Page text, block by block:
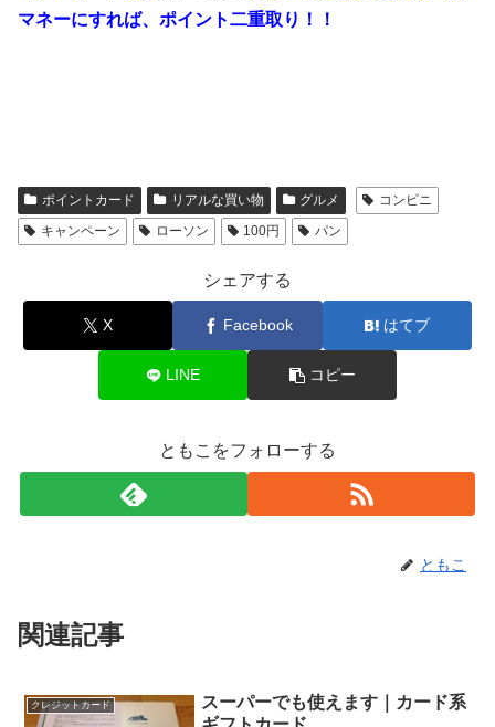
マネーにすれば、ポイント二重取り！！
ポイントカード リアルな買い物 グルメ
コンビニ
キャンペーン
ローソン 100円 パン
シェアする
X Facebook はてブ
LINE コピー
ともこをフォローする
ともこ
関連記事
クレジットカード
スーパーでも使えます｜カード系